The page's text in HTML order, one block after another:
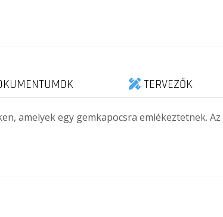
TERVEZŐK
amelyek egy gemkapocsra emlékeztetnek.